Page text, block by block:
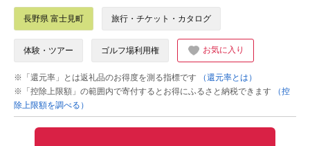
長野県 富士見町 旅行・チケット・カタログ
体験・ツアー ゴルフ場利用権 お気に入り
※「還元率」とは返礼品のお得度を測る指標です
（還元率とは）
※「控除上限額」の範囲内で寄付するとお得にふるさと納税できます
（控
除上限額を調べる）